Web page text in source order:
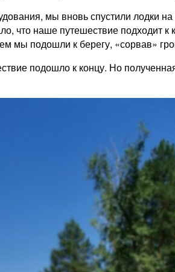
мы вновь спустили лодки
что наше путешествие
мы подошли к берегу, «сорвав»
подошло к концу. Но